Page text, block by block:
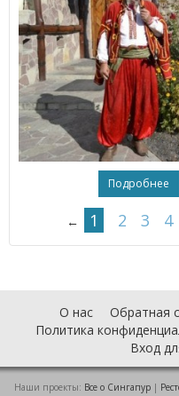
Подробнее
← 1 2 3 4
О нас Обратная
Политика
Вход
Наши проекты: Все о Cингапур|